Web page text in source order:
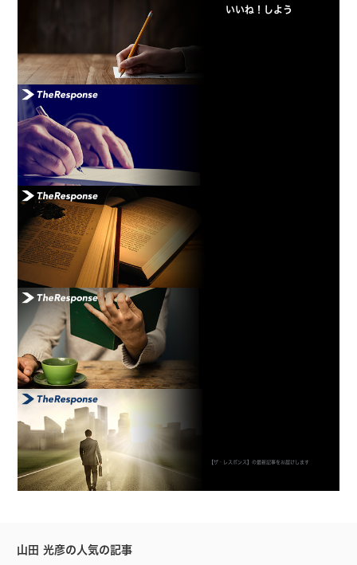
いいね！しよう
【ザ・レスポンス】の最新記事をお届けします
山田 光彦の人気の記事